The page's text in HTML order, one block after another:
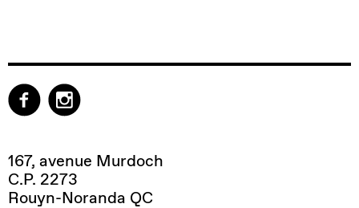
167, avenue Murdoch
C.P. 2273
Rouyn-Noranda QC